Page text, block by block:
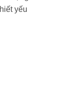
yếu